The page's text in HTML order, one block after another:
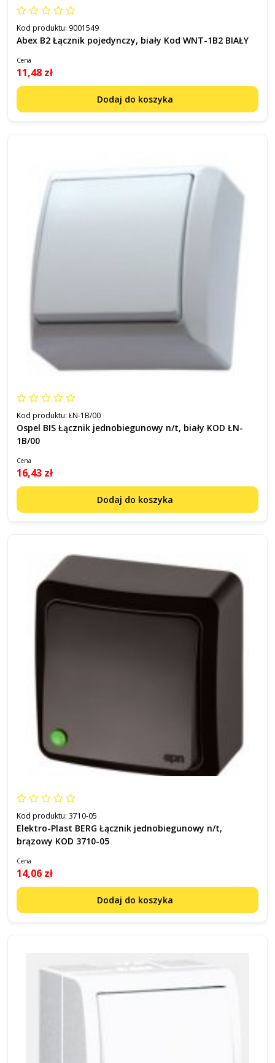
Kod produktu: 9001549
Abex B2 Łącznik pojedynczy, biały Kod WNT-1B2 BIAŁY
Cena
11,48 zł
Dodaj do koszyka
Kod produktu: ŁN-1B/00
Ospel BIS Łącznik jednobiegunowy n/t, biały KOD ŁN-
1B/00
Cena
16,43 zł
Dodaj do koszyka
Kod produktu: 3710-05
Elektro-Plast BERG Łącznik jednobiegunowy n/t,
brązowy KOD 3710-05
Cena
14,06 zł
Dodaj do koszyka